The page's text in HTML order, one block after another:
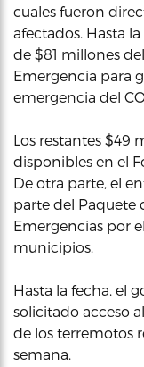
cuales fueron
afectados. Hasta
de $81 millones
Emergencia para
emergencia del
Los restantes $49
disponibles en el
De otra parte, el
parte del Paquete
Emergencias por
municipios.
Hasta la fecha, el
solicitado acceso
de los terremotos
semana.